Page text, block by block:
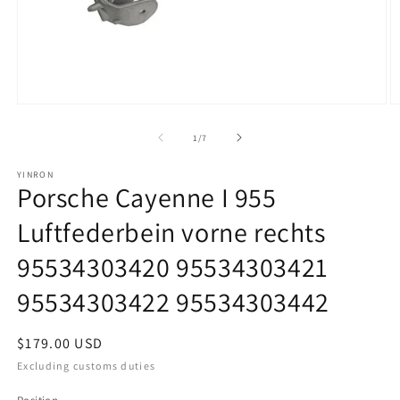
1 /von
7
YINRON
Porsche Cayenne I 955
Luftfederbein vorne rechts
95534303420 95534303421
95534303422 95534303442
Regulärer
Preis
$179.00 USD
Excluding customs duties